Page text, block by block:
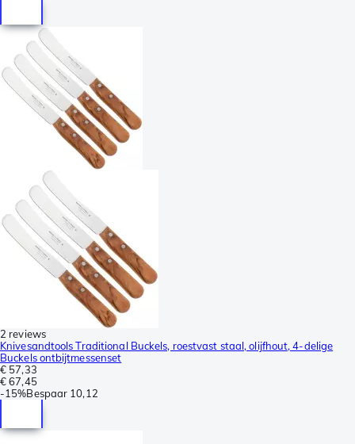
2 reviews
Knivesandtools Traditional Buckels, roestvast staal, olijfhout, 4-delige
Buckels ontbijtmessenset
€ 57,33
€ 67,45
-15%Bespaar 10,12